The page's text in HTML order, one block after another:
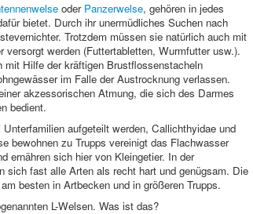
oder Panzerwelse, gehören in jedes
bietet. Durch ihr unermüdliches Suchen nach
Trotzdem müssen sie natürlich auch mit
versorgt werden (Futtertabletten, Wurmfutter usw.).
mit Hilfe der kräftigen Brustflossenstacheln
im Falle der Austrocknung verlassen.
akzessorischen Atmung, die sich des Darmes
bedient.
aufgeteilt werden, Callichthyidae und
bewohnen zu Trupps vereinigt das Flachwasser
ernähren sich hier von Kleingetier. In der
sich fast alle Arten als recht hart und genügsam. Die
besten in Artbecken und in größeren Trupps.
L-Welsen. Was ist das?